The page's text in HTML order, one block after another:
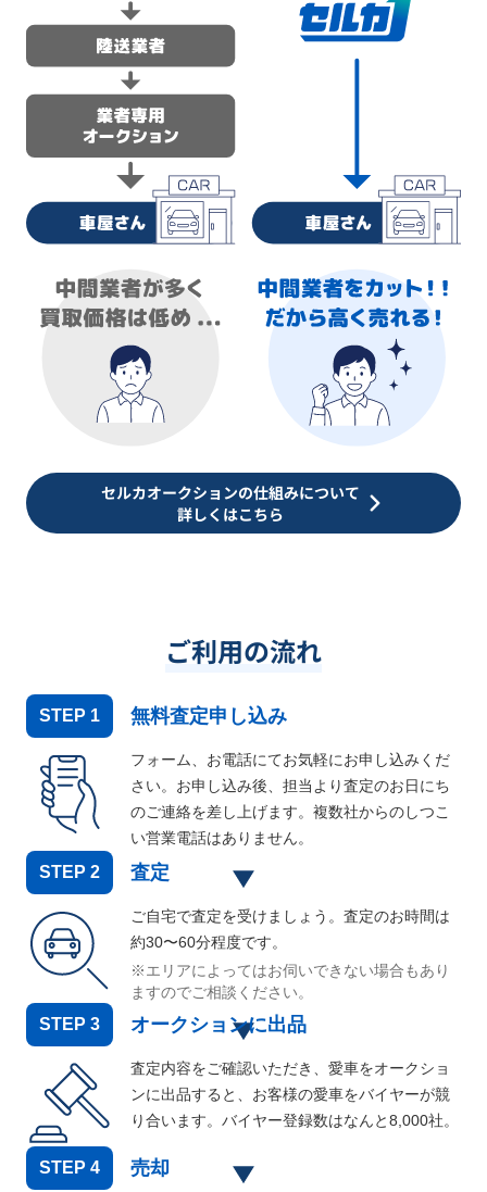
セルカオークションの仕組みについて
詳しくはこちら
ご利用の流れ
STEP 1 無料査定申し込み
フォーム、お電話にてお気軽にお申し込みくだ
さい。お申し込み後、担当より査定のお日にち
のご連絡を差し上げます。複数社からのしつこ
い営業電話はありません。
STEP 2 査定
ご自宅で査定を受けましょう。査定のお時間は
約30〜60分程度です。
※エリアによってはお伺いできない場合もあり
ますのでご相談ください。
STEP 3 オークションに出品
査定内容をご確認いただき、愛車をオークショ
ンに出品すると、お客様の愛車をバイヤーが競
り合います。バイヤー登録数はなんと8,000社。
STEP 4 売却